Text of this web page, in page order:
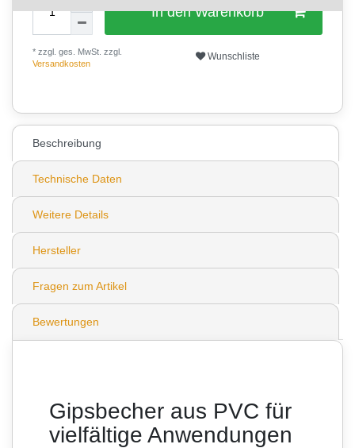
In den Warenkorb
* zzgl. ges. MwSt. zzgl.
Versandkosten
Wunschliste
Beschreibung
Technische Daten
Weitere Details
Hersteller
Fragen zum Artikel
Bewertungen
Gipsbecher aus PVC für
vielfältige Anwendungen